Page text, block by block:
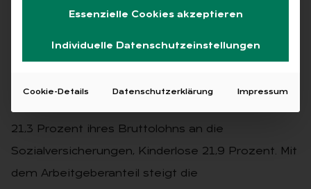
Deutschland steht 2026 vor der höchsten
21,3 Prozent ihres Bruttolohns an die
Sozialversicherungen, Kinderlose 21,9 Prozent. Mit
dem Arbeitgeberanteil steigt die
Essenzielle Cookies akzeptieren
Individuelle Datenschutzeinstellungen
Cookie-Details Datenschutzerklärung Impressum